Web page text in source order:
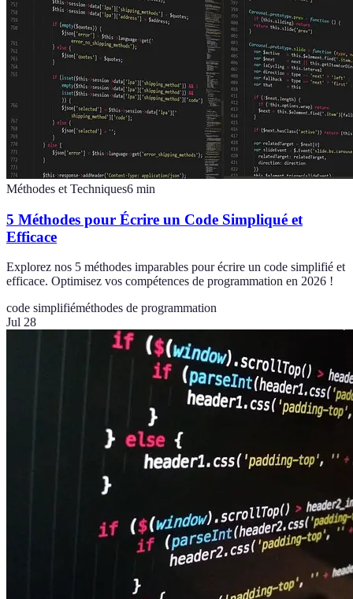
Méthodes et Techniques6 min
5 Méthodes pour Écrire un Code Simpliqué et
Efficace
Explorez nos 5 méthodes imparables pour écrire un code simplifié et
efficace. Optimisez vos compétences de programmation en 2026 !
code simplifiéméthodes de programmation
Jul 28